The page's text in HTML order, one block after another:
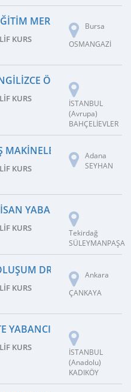
MERKEZI YABANCI
KURS
Bursa
OSMANGAZİ
ÖĞRENIM DIL
KURS
İSTANBUL
(Avrupa)
BAHÇELİEVLER
MAKINELERI
KURS
Adana
SEYHAN
YABANCI DIL KURSU
KURS
Tekirdağ
SÜLEYMANPAŞA
DRAMA KURSU
KURS
Ankara
ÇANKAYA
YABANCI DIL KURSU
KURS
İSTANBUL
(Anadolu)
KADIKÖY